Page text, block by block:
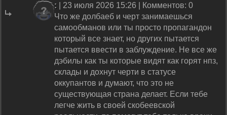
: | 23 июля 2026 15:26 | Комментов: 0
Что же долбаеб и черт занимаешься
самообманов или ты просто пропагандон
который все знает, но других пытается
пытается ввести в заблуждение. Не все же
дэбилы как ты которые видят как горят нпз,
склады и дохнут черти в статусе
оккупантов и думают, что это не
существующая страна делает. Если тебе
легче жить в своей скобеевской